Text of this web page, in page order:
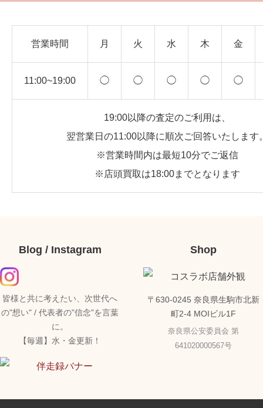
営業時間 月 火 水 木 金
11:00~19:00 ◯ ◯ ◯ ◯ ◯
19:00以降の査定のご利用は、
翌営業日の11:00以降に順次ご回答いたします
※営業時間内は最短10分でご返信
※店頭買取は18:00までとなります
Blog / Instagram
皆様と共に考えたい、次世代へ
の"想い" / 代表者の"信念"を言葉
に。
【毎週】水・金更新！
Shop
〒630-0245 奈良県生駒市北新
町2-4 MOIビル1F
奈良県公安委員会 第
641020000567号